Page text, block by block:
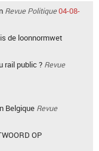
Revue Politique04-08-
de loonnormwet
rail public ? Revue
Belgique Revue
OP